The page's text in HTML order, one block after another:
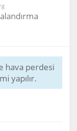
hava perdesi
yapılır.